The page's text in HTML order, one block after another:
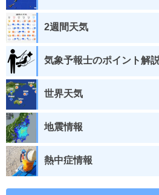
2週間天気
気象予報士のポイント解
世界天気
地震情報
熱中症情報